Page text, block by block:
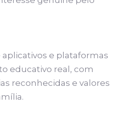
e plataformas
educativo real, com
reconhecidas e valores